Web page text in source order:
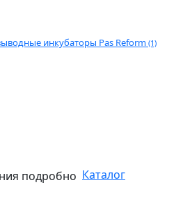
инкубаторы Pas Reform (1)
Каталог